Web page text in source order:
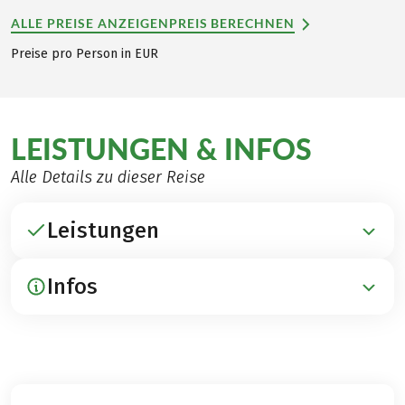
ALLE PREISE ANZEIGENPREIS BERECHNEN
Preise pro Person in EUR
LEISTUNGEN & INFOS
Alle Details zu dieser Reise
Leistungen
ENTHALTEN
Infos